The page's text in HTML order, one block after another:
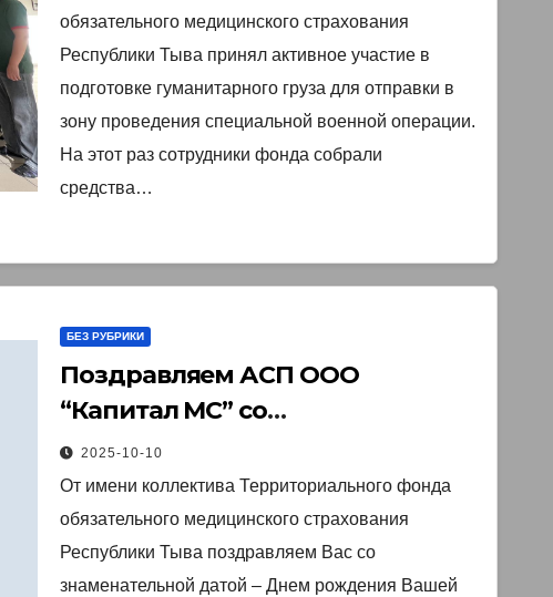
активное участие в подготовке
гуманитарного груза для
отправки в зону проведения
специальной военной
операции.
обязательного медицинского страхования
Республики Тыва принял активное участие в
подготовке гуманитарного груза для отправки в
зону проведения специальной военной операции.
На этот раз сотрудники фонда собрали
средства…
БЕЗ РУБРИКИ
Поздравляем АСП ООО
“Капитал МС” со
знаменательной датой – Днем
рождения Вашей компании!
2025-10-10
От имени коллектива Территориального фонда
обязательного медицинского страхования
Республики Тыва поздравляем Вас со
знаменательной датой – Днем рождения Вашей